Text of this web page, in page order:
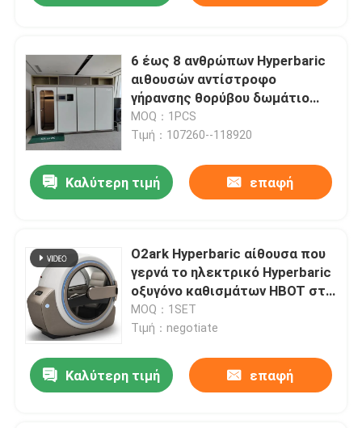
6 έως 8 ανθρώπων Hyperbaric
αιθουσών αντίστροφο
γήρανσης θορύβου δωμάτιο
οξυγόνου μείωσης Hyperbaric
MOQ：1PCS
Τιμή：107260--118920
Καλύτερη τιμή επαφή
O2ark Hyperbaric αίθουσα που
γερνά το ηλεκτρικό Hyperbaric
οξυγόνο καθισμάτων HBOT στο
σπίτι
MOQ：1SET
Τιμή：negotiate
Καλύτερη τιμή επαφή